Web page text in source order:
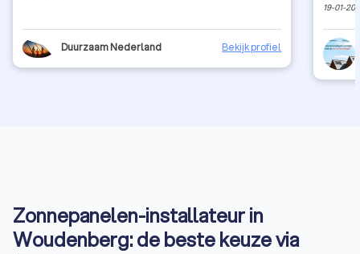
Duurzaam Nederland Bekijk profiel
19-01-
Zonnepanelen-installateur in
Woudenberg: de beste keuze via